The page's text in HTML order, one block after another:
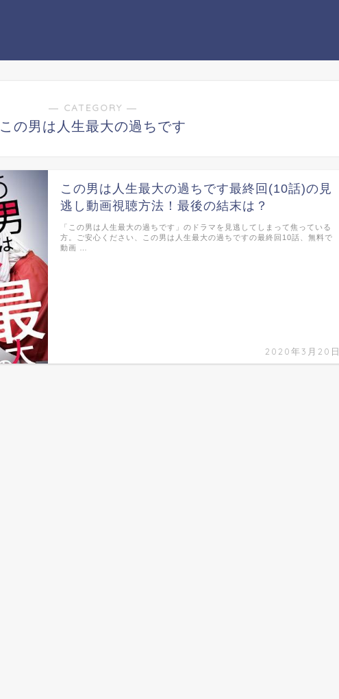
― CATEGORY ―
この男は人生最大の過ちです
この男は人生最大の過ちです最終回(10話)の見
逃し動画視聴方法！最後の結末は？
2020年3月20日
「この男は人生最大の過ちです」のドラマを見逃してしまって焦っている
方。ご安心ください、この男は人生最大の過ちですの最終回10話、無料で
動画 …